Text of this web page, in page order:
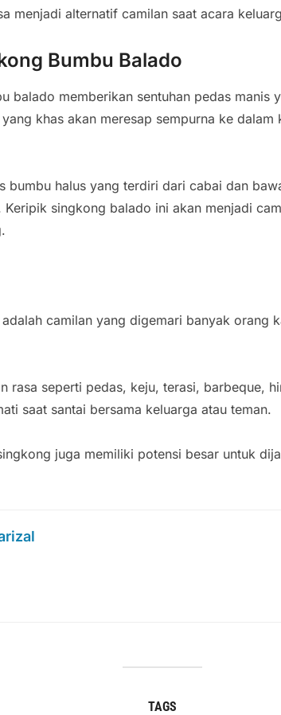
menjadi alternatif camilan saat acara
Bumbu Balado
balado memberikan sentuhan pedas manis
khas akan meresap sempurna ke
bumbu halus yang terdiri dari cabai dan
singkong balado ini akan menjadi
camilan yang digemari banyak orang
rasa seperti pedas, keju, terasi, barbeque,
saat santai bersama keluarga atau teman.
juga memiliki potensi besar untuk
TAGS